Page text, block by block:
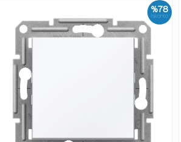
%78
İskonto